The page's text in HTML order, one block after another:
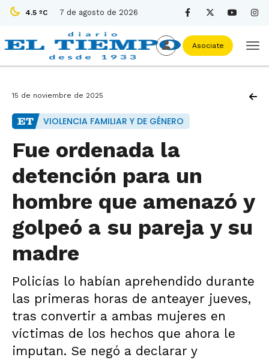
4.5 ºC 7 de agosto de 2026
Asociate
15 de noviembre de 2025
VIOLENCIA FAMILIAR Y DE GÉNERO
Fue ordenada la
detención para un
hombre que amenazó y
golpeó a su pareja y su
madre
Policías lo habían aprehendido durante
las primeras horas de anteayer jueves,
tras convertir a ambas mujeres en
víctimas de los hechos que ahora le
imputan. Se negó a declarar y